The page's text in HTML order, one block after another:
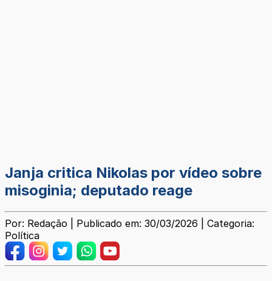
Janja critica Nikolas por vídeo sobre
misoginia; deputado reage
Por: Redação | Publicado em: 30/03/2026 | Categoria:
Política